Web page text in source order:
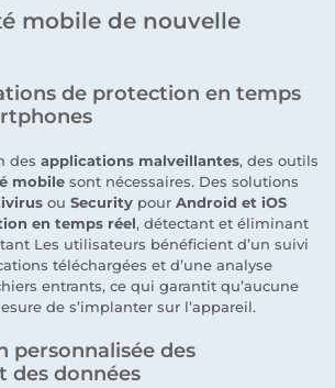
mobile de nouvelle
de protection en temps
des applications malveillantes, des outils
mobile sont nécessaires. Des solutions
ou Security pour Android et iOS
en temps réel, détectant et éliminant
Les utilisateurs bénéficient d’un suivi
téléchargées et d’une analyse
entrants, ce qui garantit qu’aucune
de s’implanter sur l’appareil.
personnalisée des
des données